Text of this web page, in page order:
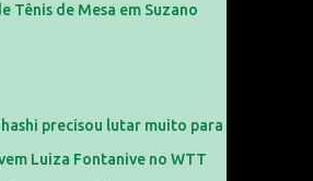
Tênis de Mesa em Suzano
precisou lutar muito para
Luiza Fontanive no WTT